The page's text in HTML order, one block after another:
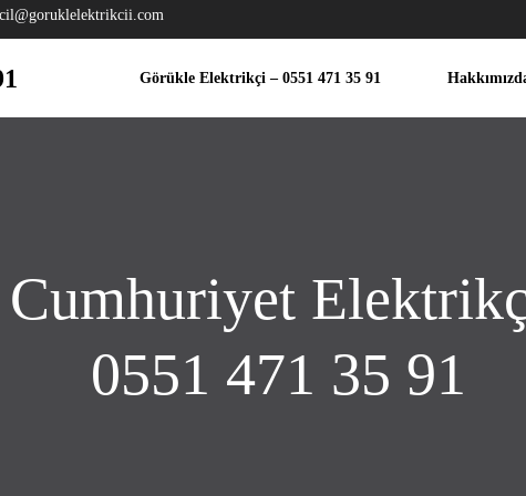
Görükle Elektrikçi – 0551 471 35 91
Cumhuriyet
0551 471 35 91